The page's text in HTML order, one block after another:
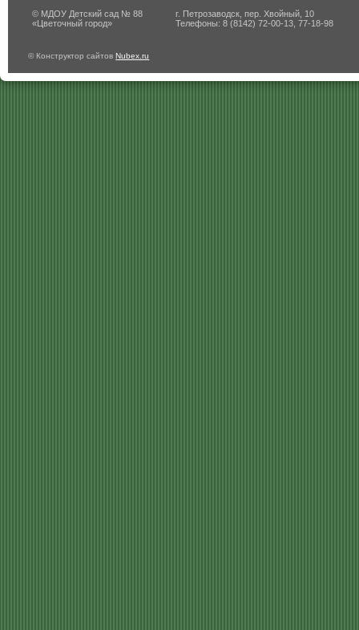
© МДОУ Детский сад № 88
«Цветочный город»
г. Петрозаводск, пер. Хвойный, 10
Телефоны: 8 (8142) 72-00-13, 77-18-98
© Конструктор сайтовNubex.ru